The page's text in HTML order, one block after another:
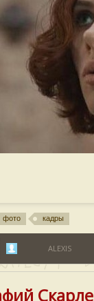
фото кадры
ALEXIS